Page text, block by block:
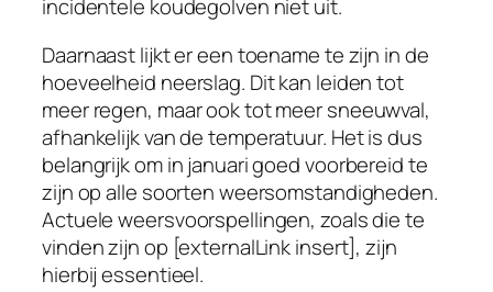
incidentele koudegolven niet uit.
Daarnaast lijkt er een toename te zijn in de
hoeveelheid neerslag. Dit kan leiden tot
meer regen, maar ook tot meer sneeuwval,
afhankelijk van de temperatuur. Het is dus
belangrijk om in januari goed voorbereid te
zijn op alle soorten weersomstandigheden.
Actuele weersvoorspellingen, zoals die te
vinden zijn op [externalLink insert], zijn
hierbij essentieel.